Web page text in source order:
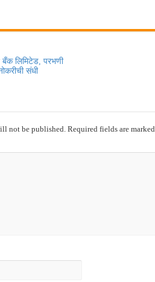
बँक लिमिटेड, परभणी
संधी
not be published. Required fields are marked